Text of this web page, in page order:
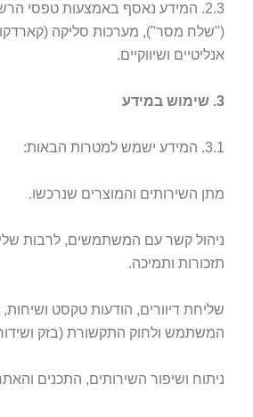
2.3. המידע נאסף באמצעות טפסי
("שלח מסר"), מערכות סליקה (קארדקום,
אנליטיים ושיווקיים.
3. שימוש במידע
3.1. המידע ישמש למטרות הבאות:
מתן השירותים והמוצרים שנרכשו.
ניהול קשר עם המשתמשים, לרבות
תזכורות ותמיכה.
שליחת דיוורים, הודעות טקסט
המשתמש ולחוק התקשורת (בזק
ניתוח ושיפור השירותים, התכנים